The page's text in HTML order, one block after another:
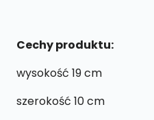
Cechy produktu:
wysokość 19 cm
szerokość 10 cm